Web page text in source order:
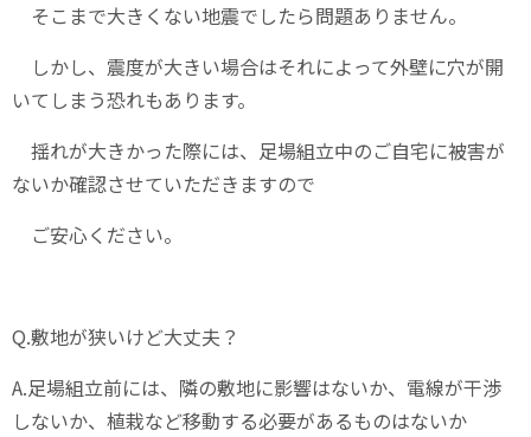
そこまで大きくない地震でしたら問題ありません。
しかし、震度が大きい場合はそれによって外壁に穴が開
いてしまう恐れもあります。
揺れが大きかった際には、足場組立中のご自宅に被害が
ないか確認させていただきますので
ご安心ください。
Q.敷地が狭いけど大丈夫？
A.足場組立前には、隣の敷地に影響はないか、電線が干渉
しないか、植栽など移動する必要があるものはないか